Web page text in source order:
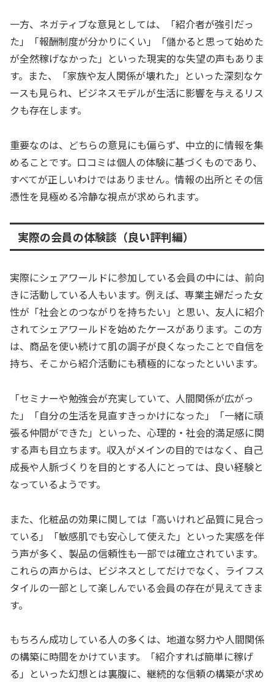
一方、ネガティブな意見としては、「紹介者が強引だっ
た」「報酬制度が分かりにくい」「儲かると思って始めた
が全然稼げなかった」といった現実的な失望の声もありま
す。また、「家族や友人関係が壊れた」といった深刻なケ
ースも見られ、ビジネスモデルが生活に影響を与えるリス
クも存在します。
重要なのは、どちらの意見にも偏らず、中立的に情報を集
めることです。口コミは個人の体験に基づくものであり、
すべてが正しいわけではありません。情報の出所とその信
憑性を見極める冷静な視点が求められます。
実際の会員の体験談（良い評判編）
実際にシェアワールドに参加している会員の中には、前向
きに活動している人もいます。例えば、専業主婦だった女
性が「社会とのつながりを持ちたい」と思い、友人に紹介
されてシェアワールドを始めたケースがあります。この方
は、商品を使い続けて肌の調子が良くなったことで自信を
持ち、そこから紹介活動にも積極的になったといいます。
「セミナーや勉強会が充実していて、人間関係が広がっ
た」「自分の生活を見直すきっかけになった」「一緒に頑
張る仲間ができた」といった、心理的・社会的満足感に関
する声も目立ちます。収入がメインの目的ではなく、自己
成長や人脈づくりを目的とする人にとっては、良い経験と
なっているようです。
また、化粧品の効果に関しては「高いけれど品質に見合っ
ている」「敏感肌でも安心して使えた」といった実感を伴
う声が多く、製品の信頼性も一部では確立されています。
これらの声からは、ビジネスとしてだけでなく、ライフス
タイルの一部として楽しんでいる会員の存在が見えてきま
す。
もちろん成功している人の多くは、地道な努力や人間関係
の構築に時間をかけています。「紹介すれば簡単に稼げ
る」といった幻想とは裏腹に、継続的な信頼の構築が求め